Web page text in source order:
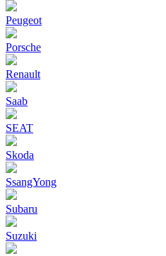
Peugeot
Porsche
Renault
Saab
SEAT
Skoda
SsangYong
Subaru
Suzuki